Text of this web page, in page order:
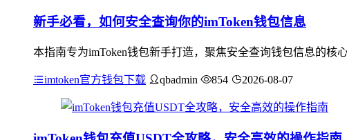
新手必看，如何安全查询你的imToken钱包信息
本指南专为imToken钱包新手打造，聚焦安全查询钱包信息的
imtoken官方钱包下载 qbadmin 854 2026-08-07